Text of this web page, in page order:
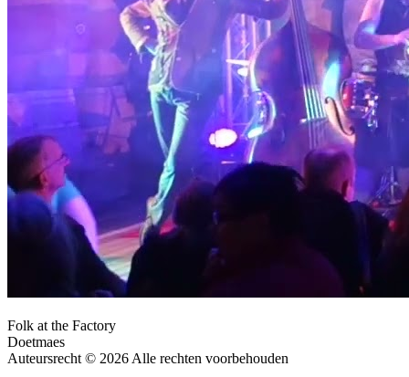
Folk at the Factory
Doetmaes
Auteursrecht © 2026 Alle rechten voorbehouden